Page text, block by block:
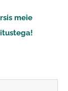
meie